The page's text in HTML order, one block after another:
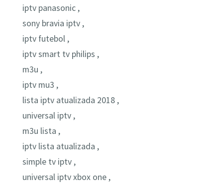
iptv panasonic ,
sony bravia iptv ,
iptv futebol ,
iptv smart tv philips ,
m3u ,
iptv mu3 ,
lista iptv atualizada 2018 ,
universal iptv ,
m3u lista ,
iptv lista atualizada ,
simple tv iptv ,
universal iptv xbox one ,